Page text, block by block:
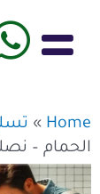
المحتوى
Home
»
الحمام – نصلك خلال 30